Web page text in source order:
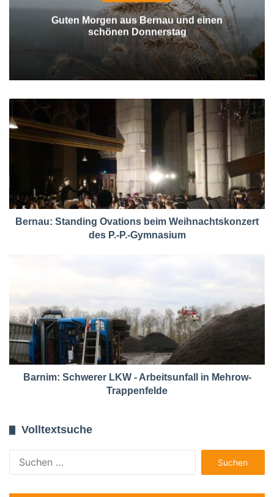
Guten Morgen aus Bernau und einen
schönen Donnerstag
Bernau: Standing Ovations beim Weihnachtskonzert
des P.-P.-Gymnasium
Barnim: Schwerer LKW - Arbeitsunfall in Mehrow-
Trappenfelde
Volltextsuche
nach: